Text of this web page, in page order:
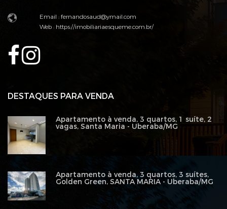
Email :fernandosaud@ymail.com
Web :https://imobiliariaesqueme.com.br/
DESTAQUES PARA VENDA
Apartamento à venda, 3 quartos, 1 suíte, 2
vagas, Santa Maria - Uberaba/MG
Apartamento à venda, 3 quartos, 3 suítes,
Golden Green, SANTA MARIA - Uberaba/MG